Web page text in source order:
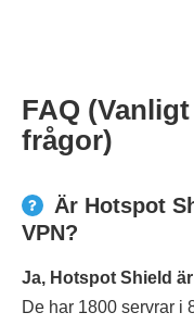
FAQ
frågor)
Är Hotspot
VPN?
Ja, Hotspot Shield
De har 1800 servrar i